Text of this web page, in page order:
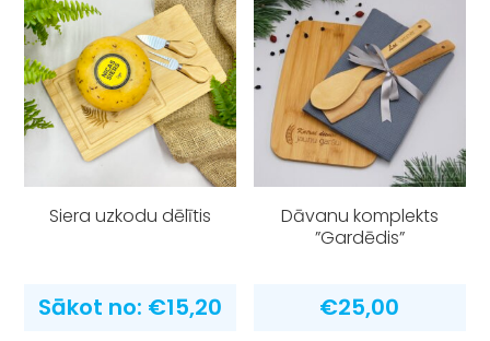
Siera uzkodu dēlītis
Sākot no: €15,20
Dāvanu komplekts
”Gardēdis”
€25,00